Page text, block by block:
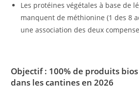
Les protéines végétales à base de
manquent de méthionine (1 des 8
une association des deux
Objectif : 100% de produits
dans les cantines en 2026